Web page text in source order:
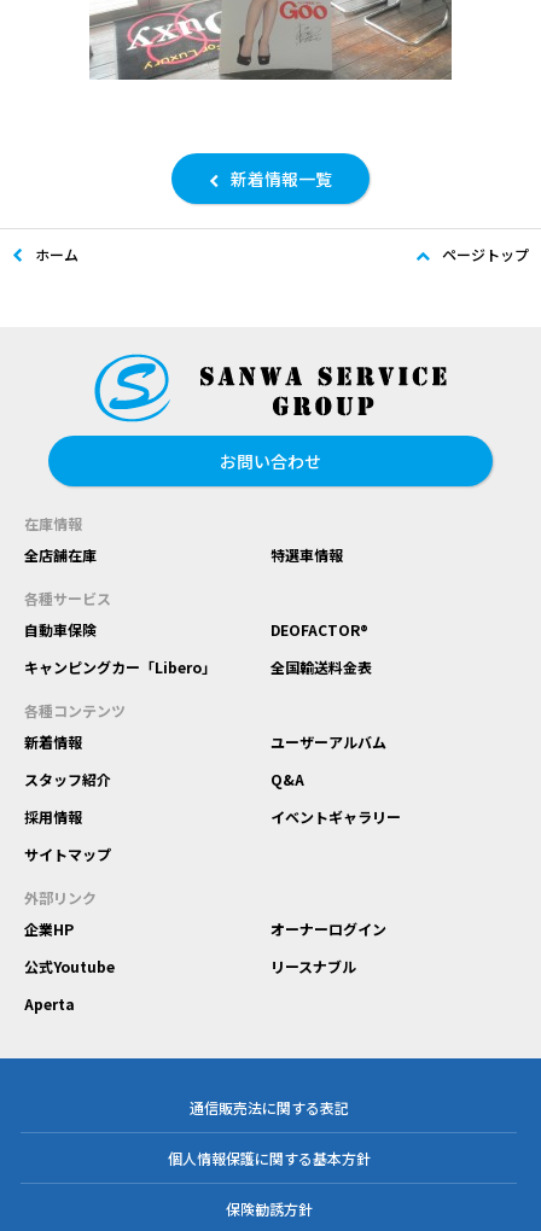
新着情報一覧
ホーム ページトップ
お問い合わせ
在庫情報
全店舗在庫
特選車情報
各種サービス
自動車保険
DEOFACTOR®
キャンピングカー「Libero」
全国輸送料金表
各種コンテンツ
新着情報
ユーザーアルバム
スタッフ紹介
Q&A
採用情報
イベントギャラリー
サイトマップ
外部リンク
企業HP
オーナーログイン
公式Youtube
リースナブル
Aperta
通信販売法に関する表記
個人情報保護に関する基本方針
保険勧誘方針